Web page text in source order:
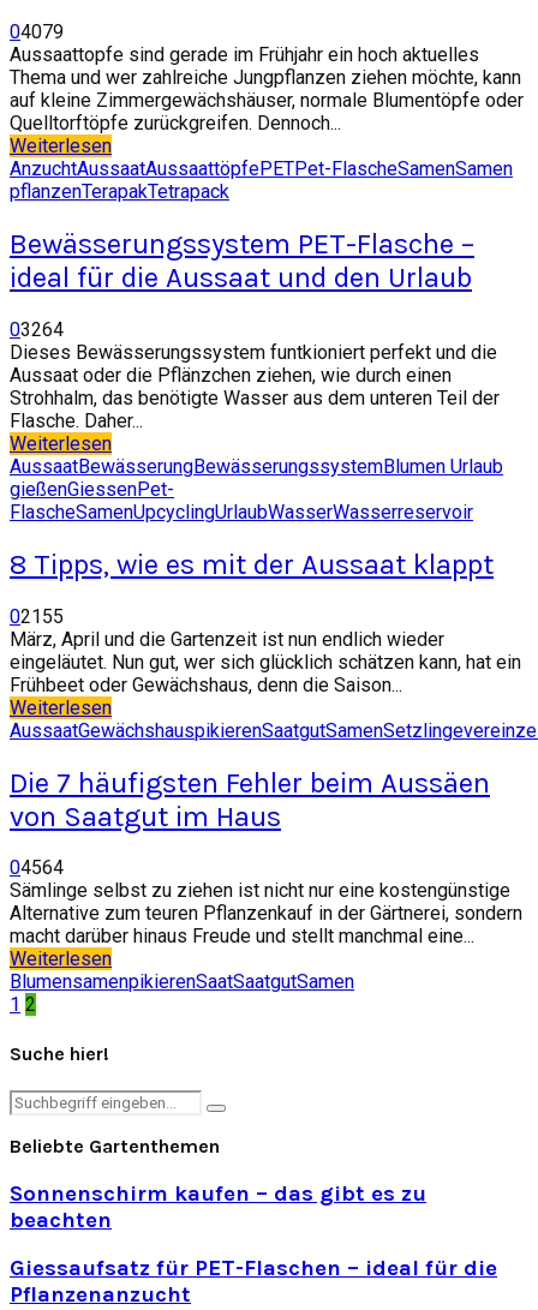
04079
Aussaattopfe sind gerade im Frühjahr ein hoch aktuelles
Thema und wer zahlreiche Jungpflanzen ziehen möchte, kann
auf kleine Zimmergewächshäuser, normale Blumentöpfe oder
Quelltorftöpfe zurückgreifen. Dennoch...
Weiterlesen
AnzuchtAussaatAussaattöpfePETPet-FlascheSamenSamen
pflanzenTerapakTetrapack
Bewässerungssystem PET-Flasche –
ideal für die Aussaat und den Urlaub
03264
Dieses Bewässerungssystem funtkioniert perfekt und die
Aussaat oder die Pflänzchen ziehen, wie durch einen
Strohhalm, das benötigte Wasser aus dem unteren Teil der
Flasche. Daher...
Weiterlesen
AussaatBewässerungBewässerungssystemBlumen Urlaub
gießenGiessenPet-
FlascheSamenUpcyclingUrlaubWasserWasserreservoir
8 Tipps, wie es mit der Aussaat klappt
02155
März, April und die Gartenzeit ist nun endlich wieder
eingeläutet. Nun gut, wer sich glücklich schätzen kann, hat ein
Frühbeet oder Gewächshaus, denn die Saison...
Weiterlesen
AussaatGewächshauspikierenSaatgutSamenSetzlinge
Die 7 häufigsten Fehler beim Aussäen
von Saatgut im Haus
04564
Sämlinge selbst zu ziehen ist nicht nur eine kostengünstige
Alternative zum teuren Pflanzenkauf in der Gärtnerei, sondern
macht darüber hinaus Freude und stellt manchmal eine...
Weiterlesen
BlumensamenpikierenSaatSaatgutSamen
Seitennummerierung
der
1 2
Suche hier!
Search
for:
Search
Beliebte Gartenthemen
Sonnenschirm kaufen – das gibt es zu
beachten
Giessaufsatz für PET-Flaschen – ideal für die
Pflanzenanzucht